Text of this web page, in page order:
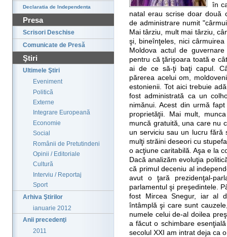
Declaratia de Independenta
Presa
Scrisori Deschise
Comunicate de Presă
Ştiri
Ultimele Ştiri
Eveniment
Politică
Externe
Integrare Europeană
Economie
Social
Românii de Pretutindeni
Opinii / Editoriale
Cultură
Interviu / Reportaj
Sport
Arhiva Ştirilor
ianuarie 2012
Anii precedenţi
2011
în
natal erau scrise doar două
de administrare numit
Mai târziu, mult mai târziu,
şi, bineînţeles, nici
Moldova actul de
pentru că ţărişoara toată e
ai de ce să-ţi baţi capul.
părerea acelui om,
estonienii. Tot aici trebuie
fost administrată ca un
nimănui. Acest din urmă
proprietăţii. Mai mult,
muncă gratuită, una care nu
un serviciu sau un lucru fără
mulţi străini deseori cu
o acţiune caritabilă. Aşa e la
Dacă analizăm evoluţia
că primul deceniu al
avut o ţară prezidenţal-
parlamentul şi preşedintele.
fost Mircea Snegur, iar al
întâmplă şi care sunt
numele celui de-al doilea
a făcut o schimbare
secolul XXI am intrat deja ca